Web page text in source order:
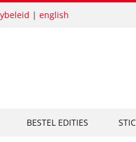
| english
BESTEL EDITIES